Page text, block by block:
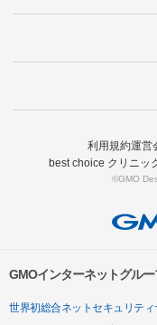
利用規約運営
best choice クリニッ
©GMO
GMOインターネットグル
世界初総合ネットセキュリティ